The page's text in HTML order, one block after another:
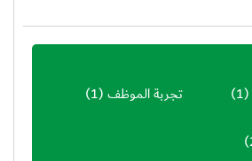
(1) تجربة الموظف(1)